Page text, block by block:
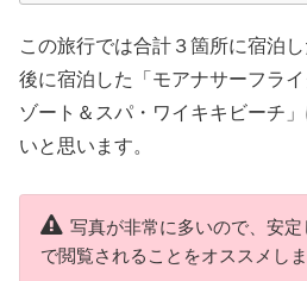
この旅行では合計３箇所に宿泊
後に宿泊した「モアナサーフラ
ゾート＆スパ・ワイキキビーチ
いと思います。
写真が非常に多いので、安
で閲覧されることをオススメしま